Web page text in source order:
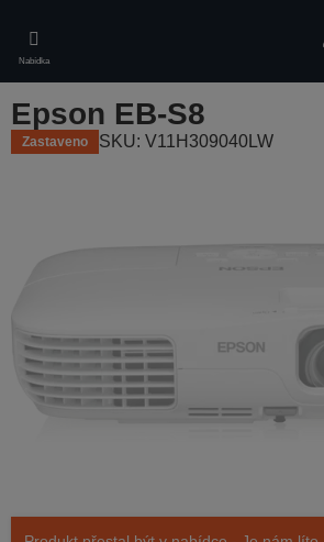
main
content
Nabídka
Epson EB-S8
Zastaveno SKU: V11H309040LW